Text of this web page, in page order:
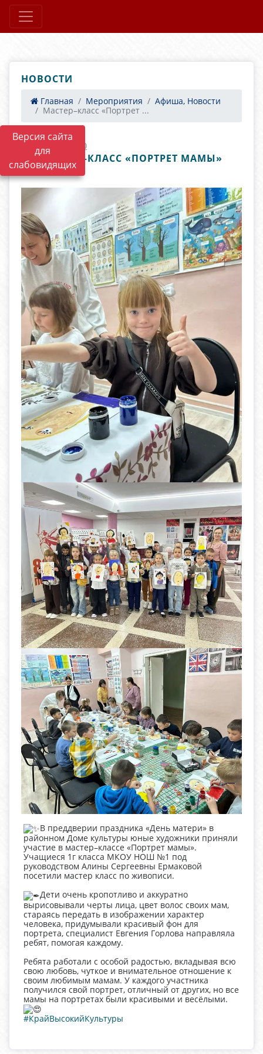
Версия сайта
для
слабовидящих
НОВОСТИ
Главная Мероприятия
Афиша, Новости
Мастер–класс «Портрет ...
09.11.2025 14:10
МАСТЕР–КЛАСС «ПОРТРЕТ МАМЫ»
В преддверии праздника «День матери» в
районном Доме культуры юные художники приняли
участие в мастер–классе «Портрет мамы».
Учащиеся 1г класса МКОУ НОШ №1 под
руководством Алины Сергеевны Ермаковой
посетили мастер класс по живописи.
Дети очень кропотливо и аккуратно
вырисовывали черты лица, цвет волос своих мам,
стараясь передать в изображении характер
человека, придумывали красивый фон для
портрета, специалист Евгения Горлова направляла
ребят, помогая каждому.
Ребята работали с особой радостью, вкладывая всю
свою любовь, чуткое и внимательное отношение к
своим любимым мамам. У каждого участника
получился свой портрет, отличный от других, но все
мамы на портретах были красивыми и весёлыми.
#КрайВысокийКультуры